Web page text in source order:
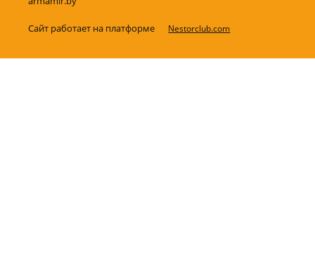
Сайт работает на платформе Nestorclub.com